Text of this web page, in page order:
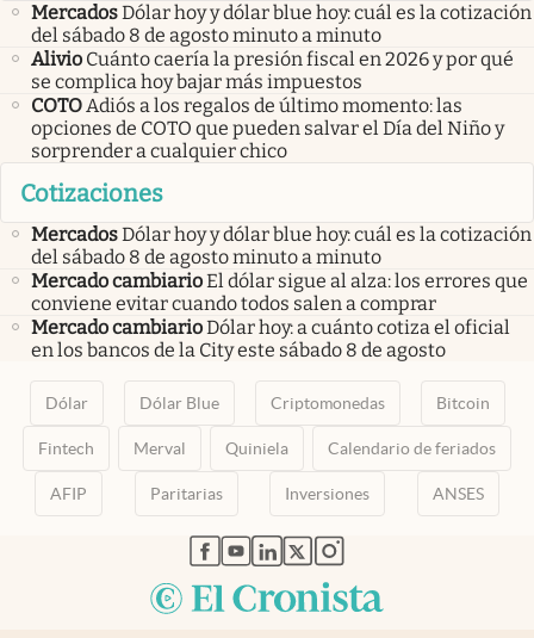
MercadosDólar hoy y dólar blue hoy: cuál es la cotización
del sábado 8 de agosto minuto a minuto
Alivio Cuánto caería la presión fiscal en 2026 y por qué
se complica hoy bajar más impuestos
COTOAdiós a los regalos de último momento: las
opciones de COTO que pueden salvar el Día del Niño y
sorprender a cualquier chico
Cotizaciones
MercadosDólar hoy y dólar blue hoy: cuál es la cotización
del sábado 8 de agosto minuto a minuto
Mercado cambiarioEl dólar sigue al alza: los errores que
conviene evitar cuando todos salen a comprar
Mercado cambiarioDólar hoy: a cuánto cotiza el oficial
en los bancos de la City este sábado 8 de agosto
Dólar Dólar Blue Criptomonedas Bitcoin
Fintech Merval Quiniela Calendario de feriados
AFIP Paritarias Inversiones ANSES
abre en nueva pestaña
abre en nueva pestaña
abre en nueva pestaña
abre en nueva pestaña
abre en nueva pestaña